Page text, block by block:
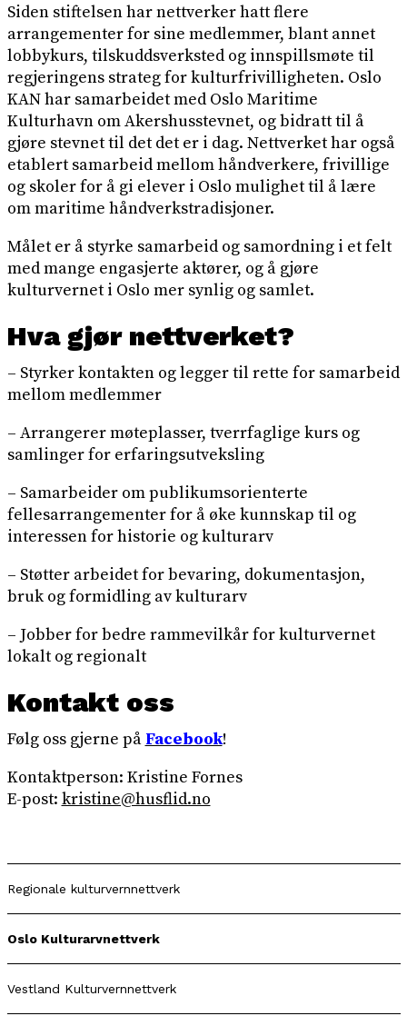
Siden stiftelsen har nettverker hatt flere
arrangementer for sine medlemmer, blant annet
lobbykurs, tilskuddsverksted og innspillsmøte til
regjeringens strateg for kulturfrivilligheten. Oslo
KAN har samarbeidet med Oslo Maritime
Kulturhavn om Akershusstevnet, og bidratt til å
gjøre stevnet til det det er i dag. Nettverket har også
etablert samarbeid mellom håndverkere, frivillige
og skoler for å gi elever i Oslo mulighet til å lære
om maritime håndverkstradisjoner.
Målet er å styrke samarbeid og samordning i et felt
med mange engasjerte aktører, og å gjøre
kulturvernet i Oslo mer synlig og samlet.
Hva gjør nettverket?
– Styrker kontakten og legger til rette for samarbeid
mellom medlemmer
– Arrangerer møteplasser, tverrfaglige kurs og
samlinger for erfaringsutveksling
– Samarbeider om publikumsorienterte
fellesarrangementer for å øke kunnskap til og
interessen for historie og kulturarv
– Støtter arbeidet for bevaring, dokumentasjon,
bruk og formidling av kulturarv
– Jobber for bedre rammevilkår for kulturvernet
lokalt og regionalt
Kontakt oss
Følg oss gjerne på Facebook!
Kontaktperson: Kristine Fornes
E-post: kristine@husflid.no
Regionale kulturvernnettverk
Oslo Kulturarvnettverk
Vestland Kulturvernnettverk